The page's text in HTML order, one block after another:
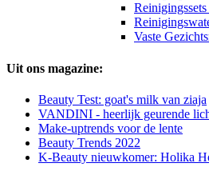
Vaste
Uit ons magazine:
Beauty Test: goat's milk van ziaja
VANDINI - heerlijk geurende
Make-uptrends voor de lente
Beauty Trends 2022
K-Beauty nieuwkomer: Holika